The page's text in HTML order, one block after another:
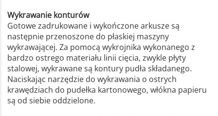
Wykrawanie konturów
Gotowe zadrukowane i wykończone arkusze są
następnie przenoszone do płaskiej maszyny
wykrawającej. Za pomocą wykrojnika wykonanego z
bardzo ostrego materiału linii cięcia, zwykle płyty
stalowej, wykrawane są kontury pudła składanego.
Naciskając narzędzie do wykrawania o ostrych
krawędziach do pudełka kartonowego, włókna papieru
są od siebie oddzielone.